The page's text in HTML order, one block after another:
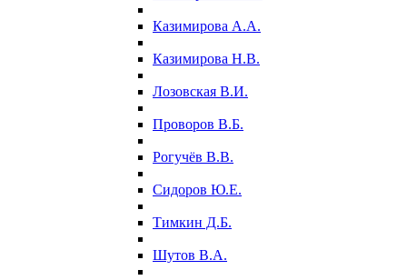
Казимирова А.А.
Казимирова Н.В.
Лозовская В.И.
Проворов В.Б.
Рогучёв В.В.
Сидоров Ю.Е.
Тимкин Д.Б.
Шутов В.А.